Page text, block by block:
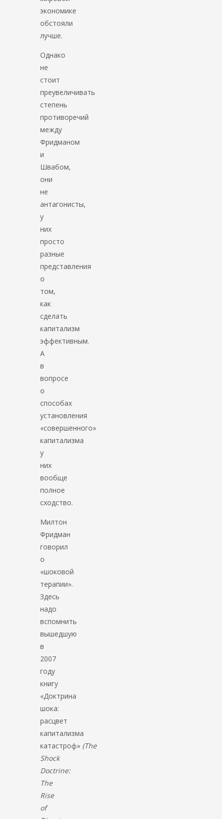
экономике
обстояли
лучше.
Однако
не
стоит
преувеличивать
степень
противоречий
между
Фридманом
и
Швабом,
они
не
антагонисты,
у
них
просто
разные
представления
о
том,
как
сделать
капитализм
эффективным.
А
в
вопросе
о
способах
установления
«совершенного»
капитализма
у
них
вообще
полное
сходство.
Милтон
Фридман
говорил
о
«шоковой
терапии».
Здесь
надо
вспомнить
вышедшую
в
2007
году
книгу
«Доктрина
шока:
расцвет
капитализма
катастроф» (The
Shock
Doctrine:
The
Rise
of